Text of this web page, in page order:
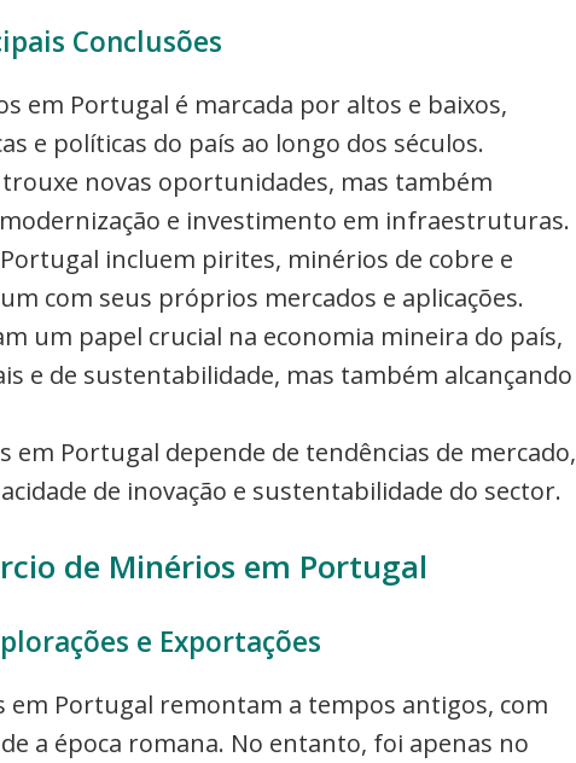
Conclusões
em Portugal é marcada por altos e baixos,
e políticas do país ao longo dos séculos.
novas oportunidades, mas também
e investimento em infraestruturas.
incluem pirites, minérios de cobre e
com seus próprios mercados e aplicações.
um papel crucial na economia mineira do país,
e de sustentabilidade, mas também alcançando
Portugal depende de tendências de mercado,
de inovação e sustentabilidade do sector.
de Minérios em Portugal
e Exportações
Portugal remontam a tempos antigos, com
a época romana. No entanto, foi apenas no